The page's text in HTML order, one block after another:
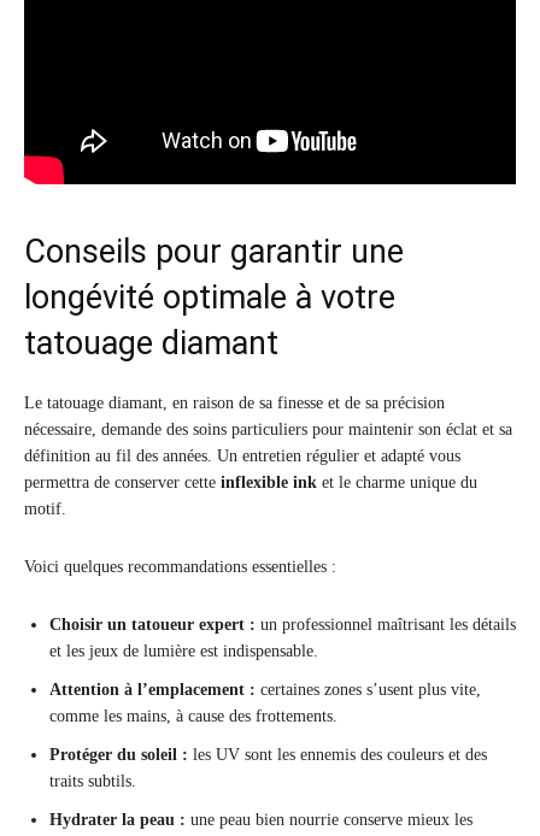
Conseils pour garantir une
longévité optimale à votre
tatouage diamant
Le tatouage diamant, en raison de sa finesse et de sa précision
nécessaire, demande des soins particuliers pour maintenir son éclat et sa
définition au fil des années. Un entretien régulier et adapté vous
permettra de conserver cette inflexible ink et le charme unique du
motif.
Voici quelques recommandations essentielles :
Choisir un tatoueur expert : un professionnel maîtrisant les détails
et les jeux de lumière est indispensable.
Attention à l’emplacement : certaines zones s’usent plus vite,
comme les mains, à cause des frottements.
Protéger du soleil : les UV sont les ennemis des couleurs et des
traits subtils.
Hydrater la peau : une peau bien nourrie conserve mieux les